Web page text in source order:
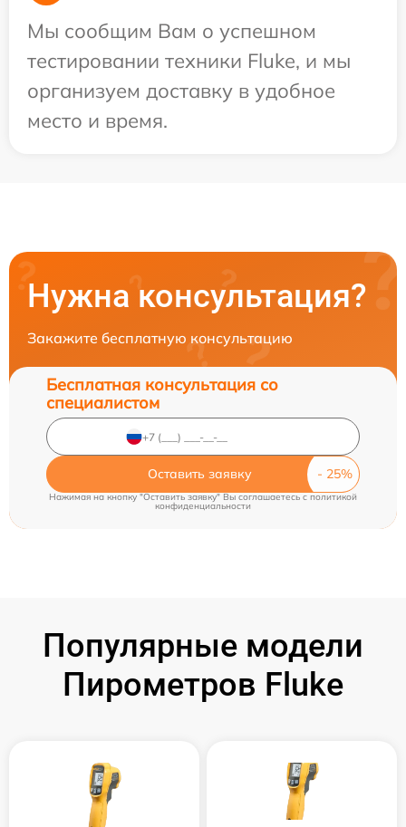
Мы сообщим Вам о успешном
тестировании техники Fluke, и мы
организуем доставку в удобное
место и время.
Нужна консультация?
Закажите бесплатную консультацию
Бесплатная консультация со
специалистом
Оставить заявку
Нажимая на кнопку "Оставить заявку" Вы соглашаетесь cполитикой
конфиденциальности
Популярные модели
Пирометров Fluke